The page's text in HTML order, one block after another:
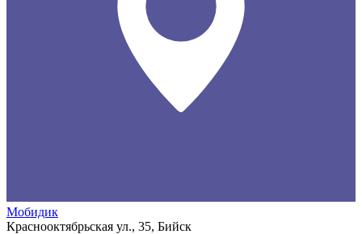
Мобидик
Краснооктябрьская ул., 35, Бийск